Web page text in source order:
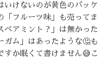
いけないのが黄色のパッ
「フルーツ味」も売って
ペアミント？」は無かっ
ガム」はあったような🤔
すか眠くて書けません😅